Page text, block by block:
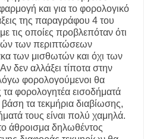
και για το φορολογικό
της παραγράφου 4 του
τις οποίες προβλεπόταν ότι
των περιπτώσεων
των μισθωτών και όχι των
δεν αλλάξει τίποτα στην
φορολογούμενοι θα
φορολογητέα εισοδήματά
τα τεκμήρια διαβίωσης,
τους είναι πολύ χαμηλά.
άθροισμα δηλωθέντος